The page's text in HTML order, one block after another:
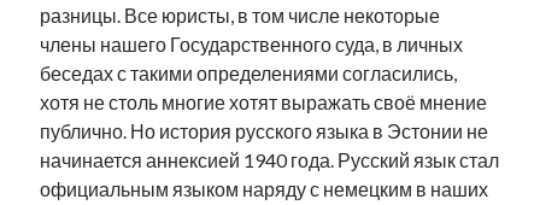
эстония эстонский язык
Михаил Стальнухин:
mstalnuhhin@gmail.com
разницы. Все юристы, в том числе некоторые
члены нашего Государственного суда, в личных
беседах с такими определениями согласились,
хотя не столь многие хотят выражать своё мнение
публично. Но история русского языка в Эстонии не
начинается аннексией 1940 года. Русский язык стал
официальным языком наряду с немецким в наших